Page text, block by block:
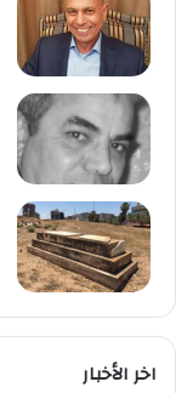
اخر الأخبار